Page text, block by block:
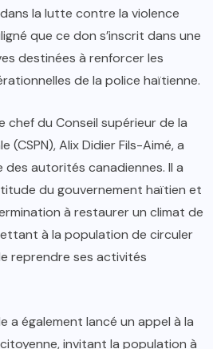
la lutte contre la violence
que ce don s’inscrit dans une
destinées à renforcer les
de la police haïtienne.
chef du Conseil supérieur de la
(CSPN), Alix Didier Fils-Aimé, a
des autorités canadiennes. Il a
du gouvernement haïtien et
à restaurer un climat de
à la population de circuler
reprendre ses activités
a également lancé un appel à la
invitant la population à